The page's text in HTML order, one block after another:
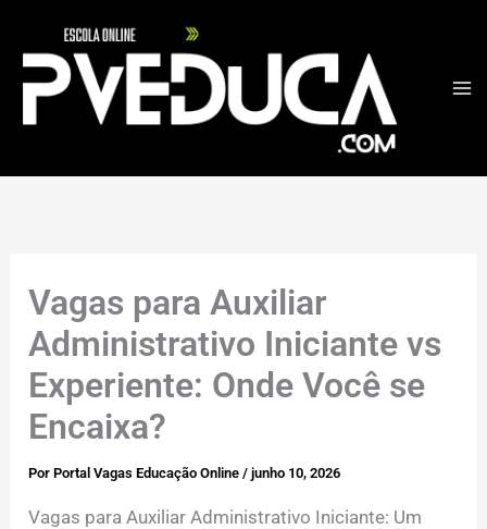
Vagas para Auxiliar
Administrativo Iniciante vs
Experiente: Onde Você se
Encaixa?
PorPortal Vagas Educação Online/junho 10, 2026
Vagas para Auxiliar Administrativo Iniciante: Um